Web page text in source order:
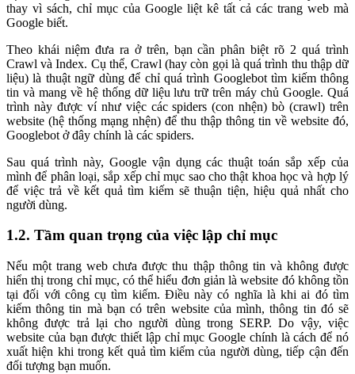
thay vì sách, chỉ mục của Google liệt kê tất cả các trang web mà
Google biết.
Theo khái niệm đưa ra ở trên, bạn cần phân biệt rõ 2 quá trình
Crawl và Index. Cụ thể, Crawl (hay còn gọi là quá trình thu thập dữ
liệu) là thuật ngữ dùng để chỉ quá trình Googlebot tìm kiếm thông
tin và mang về hệ thống dữ liệu lưu trữ trên máy chủ Google. Quá
trình này được ví như việc các spiders (con nhện) bò (crawl) trên
website (hệ thống mạng nhện) để thu thập thông tin về website đó,
Googlebot ở đây chính là các spiders.
Sau quá trình này, Google vận dụng các thuật toán sắp xếp của
mình để phân loại, sắp xếp chỉ mục sao cho thật khoa học và hợp lý
để việc trả về kết quả tìm kiếm sẽ thuận tiện, hiệu quả nhất cho
người dùng.
1.2. Tầm quan trọng của việc lập chỉ mục
Nếu một trang web chưa được thu thập thông tin và không được
hiển thị trong chỉ mục, có thể hiểu đơn giản là website đó không tồn
tại đối với công cụ tìm kiếm. Điều này có nghĩa là khi ai đó tìm
kiếm thông tin mà bạn có trên website của mình, thông tin đó sẽ
không được trả lại cho người dùng trong SERP. Do vậy, việc
website của bạn được thiết lập chỉ mục Google chính là cách để nó
xuất hiện khi trong kết quả tìm kiếm của người dùng, tiếp cận đến
đối tượng bạn muốn.